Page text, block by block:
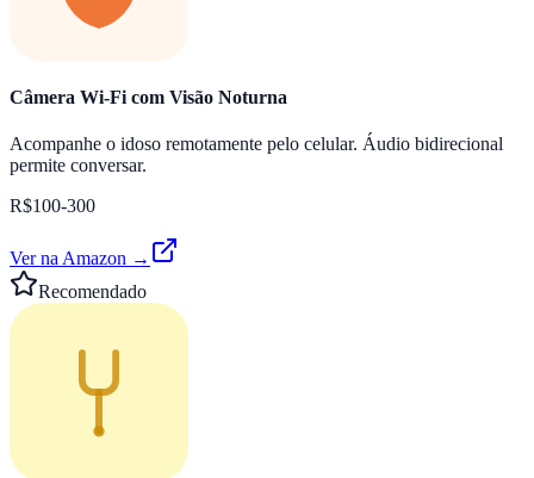
Câmera Wi-Fi com Visão Noturna
Acompanhe o idoso remotamente pelo celular. Áudio bidirecional
permite conversar.
R$100-300
Ver na Amazon →
Recomendado